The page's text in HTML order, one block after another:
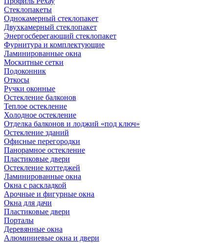
Стеклопакеты
Однокамерный стеклопакет
Двухкамерный стеклопакет
Энергосберегающий стеклопакет
Фурнитура и комплектующие
Ламинированные окна
Москитные сетки
Подоконник
Откосы
Ручки оконные
Остекление балконов
Теплое остекление
Холодное остекление
Отделка балконов и лоджий «под ключ»
Остекление зданий
Офисные перегородки
Панорамное остекление
Пластиковые двери
Остекление коттеджей
Ламинированные окна
Окна с раскладкой
Арочные и фигурные окна
Окна для дачи
Пластиковые двери
Порталы
Деревянные окна
Алюминиевые окна и двери